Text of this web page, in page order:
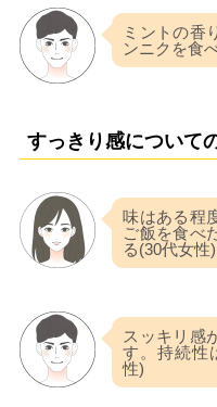
ミントの香
ンニクを食
すっきり感について
味はある程
ご飯を食べ
る(30代女性)
スッキリ感
す。持続性
性)